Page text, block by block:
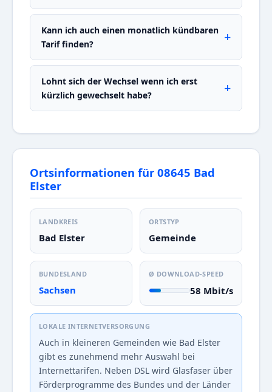
Kann ich auch einen monatlich kündbaren
Tarif finden?
Lohnt sich der Wechsel wenn ich erst
kürzlich gewechselt habe?
Ortsinformationen für 08645 Bad
Elster
LANDKREIS
Bad Elster
ORTSTYP
Gemeinde
BUNDESLAND
Sachsen
Ø DOWNLOAD-SPEED
58 Mbit/s
LOKALE INTERNETVERSORGUNG
Auch in kleineren Gemeinden wie Bad Elster
gibt es zunehmend mehr Auswahl bei
Internettarifen. Neben DSL wird Glasfaser über
Förderprogramme des Bundes und der Länder